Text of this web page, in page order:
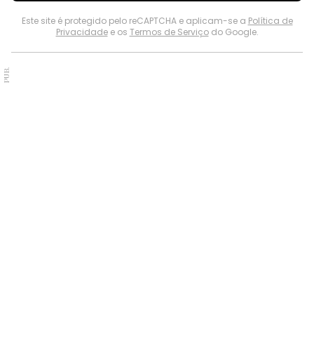
Este site é protegido pelo reCAPTCHA e aplicam-se a Política de
Privacidadee os Termos de Serviçodo Google.
PUB.